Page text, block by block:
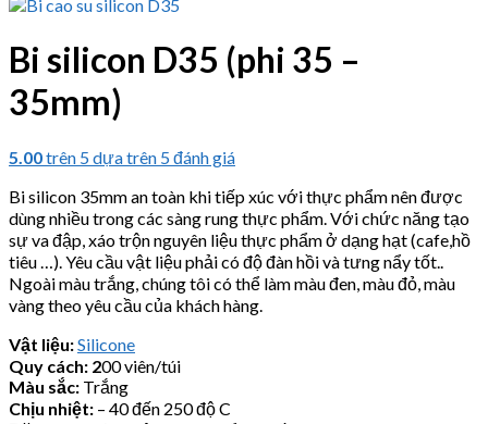
Bi silicon D35 (phi 35 –
35mm)
5.00trên 5 dựa trên 5đánh giá
Bi silicon 35mm an toàn khi tiếp xúc với thực phẩm nên được
dùng nhiều trong các sàng rung thực phẩm. Với chức năng tạo
sự va đập, xáo trộn nguyên liệu thực phẩm ở dạng hạt (cafe,hồ
tiêu …). Yêu cầu vật liệu phải có độ đàn hồi và tưng nẩy tốt..
Ngoài màu trắng, chúng tôi có thể làm màu đen, màu đỏ, màu
vàng theo yêu cầu của khách hàng.
Vật liệu:Silicone
Quy cách: 200 viên/túi
Màu sắc: Trắng
Chịu nhiệt: – 40 đến 250 độ C